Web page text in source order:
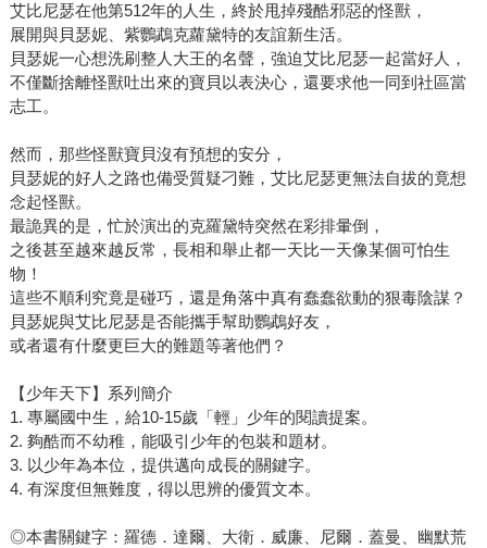
艾比尼瑟在他第512年的人生，終於甩掉殘酷邪惡的怪獸，
展開與貝瑟妮、紫鸚鵡克蘿黛特的友誼新生活。
貝瑟妮一心想洗刷整人大王的名聲，強迫艾比尼瑟一起當好人，
不僅斷捨離怪獸吐出來的寶貝以表決心，還要求他一同到社區當
志工。
然而，那些怪獸寶貝沒有預想的安分，
貝瑟妮的好人之路也備受質疑刁難，艾比尼瑟更無法自拔的竟想
念起怪獸。
最詭異的是，忙於演出的克羅黛特突然在彩排暈倒，
之後甚至越來越反常，長相和舉止都一天比一天像某個可怕生
物！
這些不順利究竟是碰巧，還是角落中真有蠢蠢欲動的狠毒陰謀？
貝瑟妮與艾比尼瑟是否能攜手幫助鸚鵡好友，
或者還有什麼更巨大的難題等著他們？
【少年天下】系列簡介
1. 專屬國中生，給10-15歲「輕」少年的閱讀提案。
2. 夠酷而不幼稚，能吸引少年的包裝和題材。
3. 以少年為本位，提供邁向成長的關鍵字。
4. 有深度但無難度，得以思辨的優質文本。
◎本書關鍵字：羅德．達爾、大衛．威廉、尼爾．蓋曼、幽默荒